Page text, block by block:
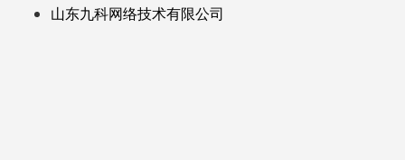
山东九科网络技术有限公司